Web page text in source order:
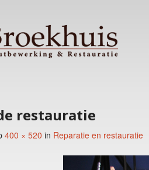
restauratie
400 × 520 in Reparatie en restauratie